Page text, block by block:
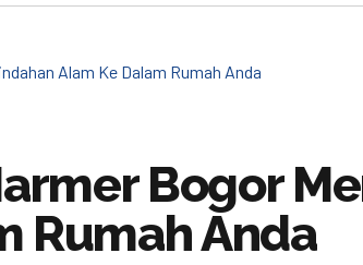
Bogor
Rumah Anda